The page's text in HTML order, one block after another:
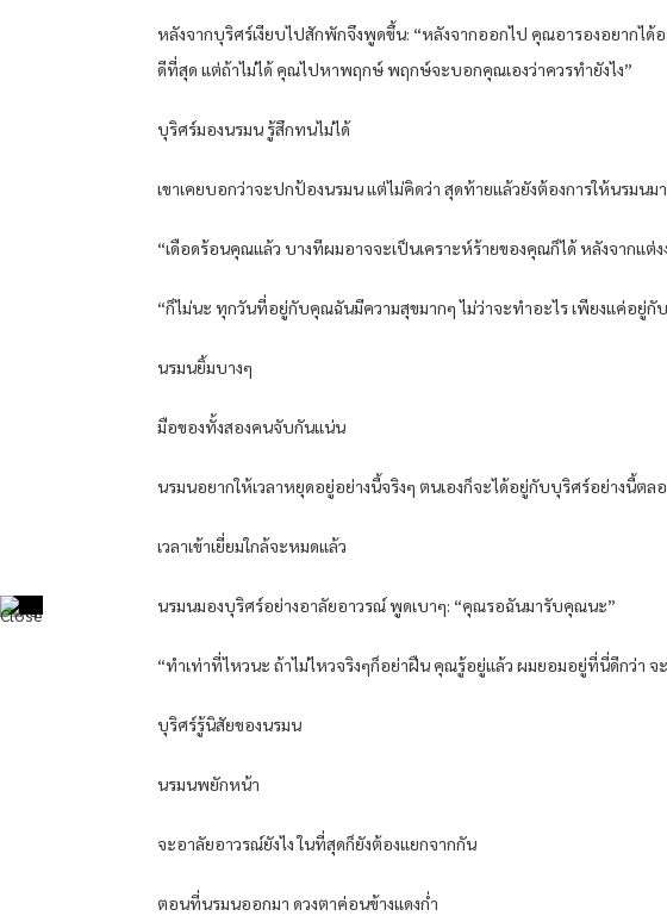
หลังจากบุริศร์เงียบไปสักพักจึงพูดขึ้น: “หลังจากออกไป คุณอารองอยากได้
ดีที่สุด แต่ถ้าไม่ได้ คุณไปหาพฤกษ์ พฤกษ์จะบอกคุณเองว่าควรทำยังไง”
บุริศร์มองนรมน รู้สึกทนไม่ได้
เขาเคยบอกว่าจะปกป้องนรมน แต่ไม่คิดว่า สุดท้ายแล้วยังต้องการให้นรมนม
“เดือดร้อนคุณแล้ว บางทีผมอาจจะเป็นเคราะห์ร้ายของคุณก็ได้ หลังจากแต่
“ก็ไม่นะ ทุกวันที่อยู่กับคุณฉันมีความสุขมากๆ ไม่ว่าจะทำอะไร เพียงแค่อยู่
นรมนยิ้มบางๆ
มือของทั้งสองคนจับกันแน่น
นรมนอยากให้เวลาหยุดอยู่อย่างนี้จริงๆ ตนเองก็จะได้อยู่กับบุริศร์อย่างนี้ตล
เวลาเข้าเยี่ยมใกล้จะหมดแล้ว
นรมนมองบุริศร์อย่างอาลัยอาวรณ์ พูดเบาๆ: “คุณรอฉันมารับคุณนะ”
“ทำเท่าที่ไหวนะ ถ้าไม่ไหวจริงๆก็อย่าฝืน คุณรู้อยู่แล้ว ผมยอมอยู่ที่นี่ดีกว่า
บุริศร์รู้นิสัยของนรมน
นรมนพยักหน้า
จะอาลัยอาวรณ์ยังไง ในที่สุดก็ยังต้องแยกจากกัน
ตอนที่นรมนออกมา ดวงตาค่อนข้างแดงก่ำ